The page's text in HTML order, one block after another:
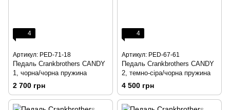
4
Артикул: PED-71-18
Педаль Crankbrothers CANDY
1, чорна/чорна пружина
2 700 грн
4
Артикул: PED-67-61
Педаль Crankbrothers CANDY
2, темно-сіра/чорна пружина
4 500 грн